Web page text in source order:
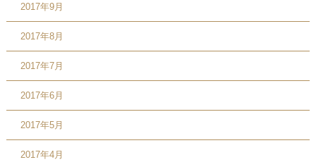
2017年9月
2017年8月
2017年7月
2017年6月
2017年5月
2017年4月